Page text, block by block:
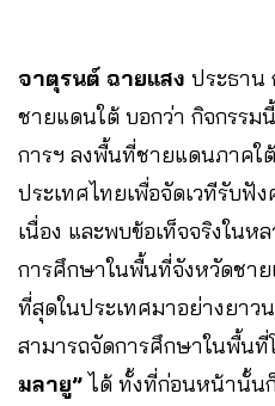
จาตุรนต์ ฉายแสง ประธาน
ชายแดนใต้ บอกว่า กิจกรรม
การฯ ลงพื้นที่ชายแดนภาคใ
ประเทศไทยเพื่อจัดเวทีรับฟั
เนื่อง และพบข้อเท็จจริงใน
การศึกษาในพื้นที่จังหวัดชา
ที่สุดในประเทศมาอย่างยา
สามารถจัดการศึกษาในพื้น
มลายู” ได้ ทั้งที่ก่อนหน้านั้น